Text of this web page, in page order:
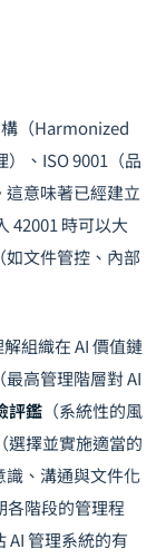
構（Harmonized
、ISO 9001（品
意味著已經建立
42001 時可以大
文件管控、內部
解組織在 AI 價值鏈
（最高管理階層對 AI
評鑑 （系統性的風
（選擇並實施適當的
識、溝通與文件化
各階段的管理程
AI 管理系統的有